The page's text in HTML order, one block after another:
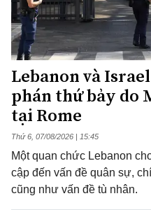
Lebanon và
phán thứ bảy do
tại Rome
Thứ 6, 07/08/2026 | 15:45
Một quan chức Lebanon
cập đến vấn đề quân sự,
cũng như vấn đề tù nhân.